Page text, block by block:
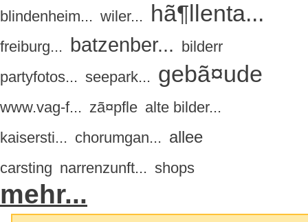
blindenheim... wiler... hã¶llenta...
freiburg... batzenber... bilderr
partyfotos... seepark... gebã¤ude
www.vag-f... zã¤pfle alte bilder...
kaisersti... chorumgan... allee
carsting narrenzunft... shops
mehr...